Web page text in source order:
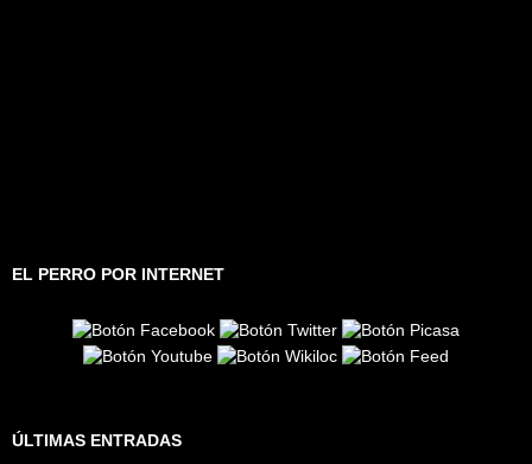
EL PERRO POR INTERNET
ÚLTIMAS ENTRADAS